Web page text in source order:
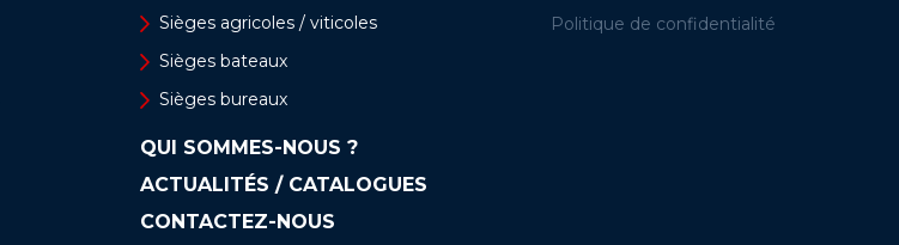
Sièges agricoles / viticoles
Sièges bateaux
Sièges bureaux
QUI SOMMES-NOUS ?
ACTUALITÉS / CATALOGUES
CONTACTEZ-NOUS
Politique de confidentialité